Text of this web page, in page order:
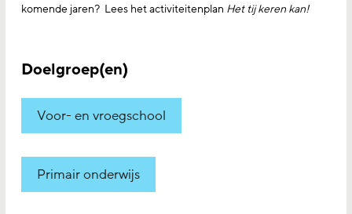
komende jaren? Lees het activiteitenplan Het tij keren kan!
Doelgroep(en)
Voor- en vroegschool
Primair onderwijs